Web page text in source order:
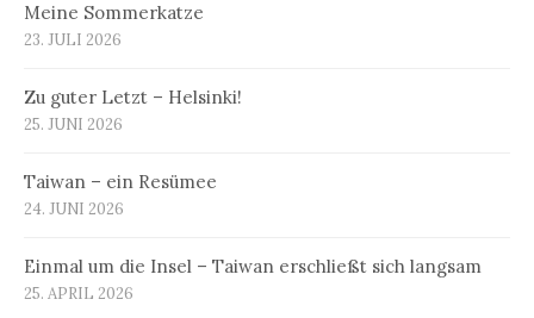
Meine Sommerkatze
23. JULI 2026
Zu guter Letzt – Helsinki!
25. JUNI 2026
Taiwan – ein Resümee
24. JUNI 2026
Einmal um die Insel – Taiwan erschließt sich langsam
25. APRIL 2026